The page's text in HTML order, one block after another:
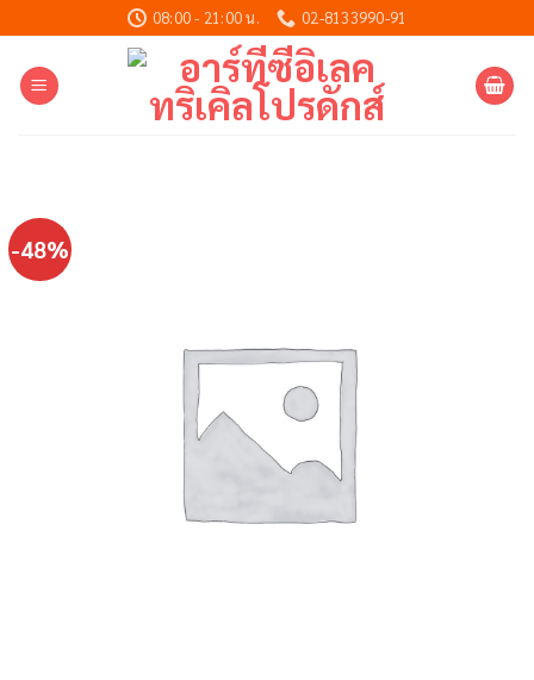
to
content
08:00 - 21:00 น. 02-8133990-91
-48%